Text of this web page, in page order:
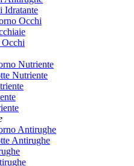
Idratante
Occhi
Occhi
Nutriente
Nutriente
Antirughe
Antirughe